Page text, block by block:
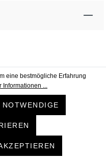
eine bestmögliche Erfahrung
Informationen ...